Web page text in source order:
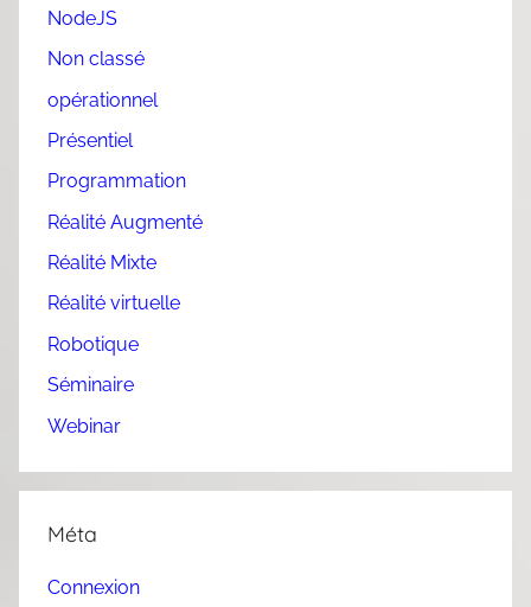
NodeJS
Non classé
opérationnel
Présentiel
Programmation
Réalité Augmenté
Réalité Mixte
Réalité virtuelle
Robotique
Séminaire
Webinar
Méta
Connexion